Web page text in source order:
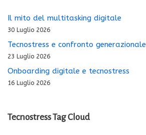
Il mito del multitasking digitale
30 Luglio 2026
Tecnostress e confronto generazionale
23 Luglio 2026
Onboarding digitale e tecnostress
16 Luglio 2026
Tecnostress Tag Cloud